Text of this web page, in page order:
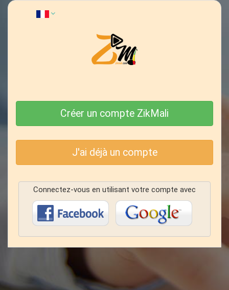
Créer un compte ZikMali
J'ai déjà un compte
Connectez-vous en utilisant votre compte avec